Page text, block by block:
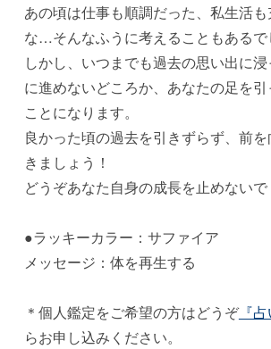
あの頃は仕事も順調だった、私生活
な…そんなふうに考えることもあるで
しかし、いつまでも過去の思い出に
に進めないどころか、あなたの足を引
ことになります。
良かった頃の過去を引きずらず、前
きましょう！
どうぞあなた自身の成長を止めないで
●ラッキーカラー：サファイア
メッセージ：体を再生する
＊個人鑑定をご希望の方はどうぞ『占
らお申し込みください。